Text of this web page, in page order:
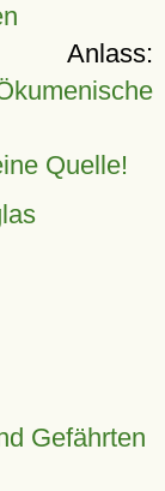
Quelle!
Gefährten